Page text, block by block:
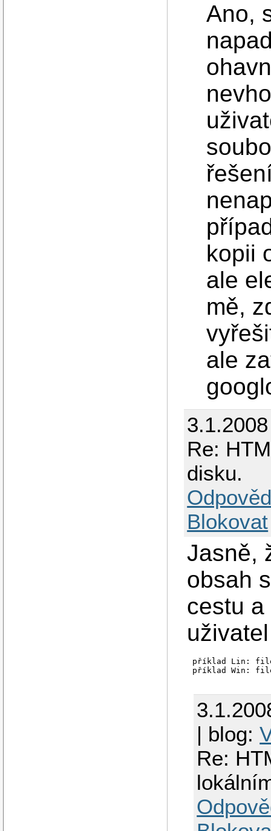
Ano,
kopii
ale
mě,
ale
Re:
disku.
Blokovat
Jasně,
obsah
cestu
příklad Lin:
| blog:
Re: